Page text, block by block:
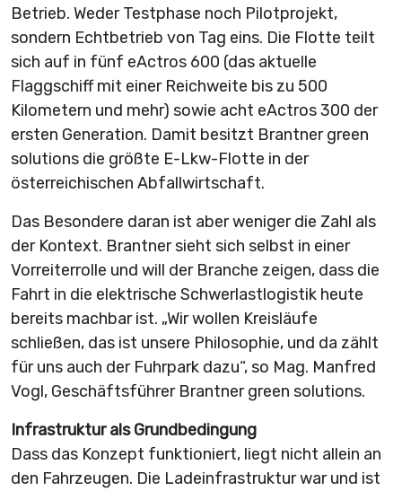
Betrieb. Weder Testphase noch Pilotprojekt,
sondern Echtbetrieb von Tag eins. Die Flotte teilt
sich auf in fünf eActros 600 (das aktuelle
Flaggschiff mit einer Reichweite bis zu 500
Kilometern und mehr) sowie acht eActros 300 der
ersten Generation. Damit besitzt Brantner green
solutions die größte E-Lkw-Flotte in der
österreichischen Abfallwirtschaft.
Das Besondere daran ist aber weniger die Zahl als
der Kontext. Brantner sieht sich selbst in einer
Vorreiterrolle und will der Branche zeigen, dass die
Fahrt in die elektrische Schwerlastlogistik heute
bereits machbar ist. „Wir wollen Kreisläufe
schließen, das ist unsere Philosophie, und da zählt
für uns auch der Fuhrpark dazu“, so Mag. Manfred
Vogl, Geschäftsführer Brantner green solutions.
Infrastruktur als Grundbedingung
Dass das Konzept funktioniert, liegt nicht allein an
den Fahrzeugen. Die Ladeinfrastruktur war und ist